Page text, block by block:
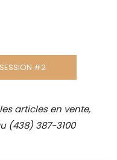
SESSION #2
articles en vente,
(438) 387-3100